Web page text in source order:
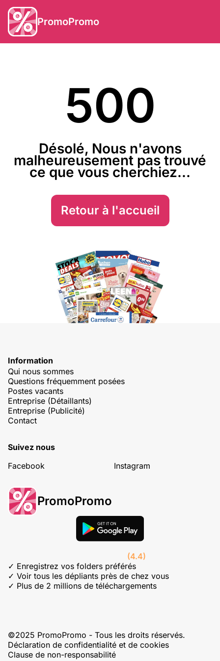
PromoPromo
500
Désolé, Nous n'avons
malheureusement pas trouvé
ce que vous cherchiez...
Retour à l'accueil
Information
Qui nous sommes
Questions fréquemment posées
Postes vacants
Entreprise (Détaillants)
Entreprise (Publicité)
Contact
Suivez nous
Facebook
Instagram
PromoPromo
(4.4)
✓ Enregistrez vos folders préférés
✓ Voir tous les dépliants près de chez vous
✓ Plus de 2 millions de téléchargements
©2025 PromoPromo - Tous les droits réservés.
Déclaration de confidentialité et de cookies
Clause de non-responsabilité